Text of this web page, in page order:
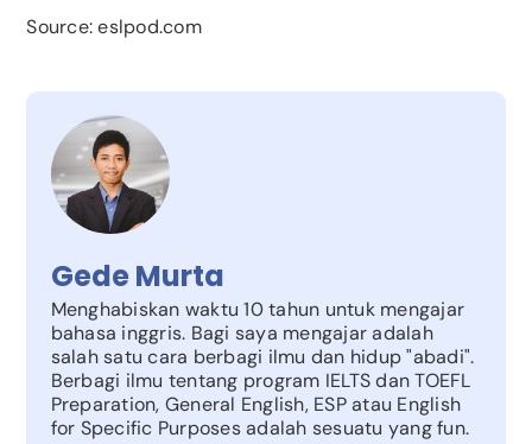
Source: eslpod.com
Gede Murta
Menghabiskan waktu 10 tahun untuk mengajar
bahasa inggris. Bagi saya mengajar adalah
salah satu cara berbagi ilmu dan hidup "abadi".
Berbagi ilmu tentang program IELTS dan TOEFL
Preparation, General English, ESP atau English
for Specific Purposes adalah sesuatu yang fun.